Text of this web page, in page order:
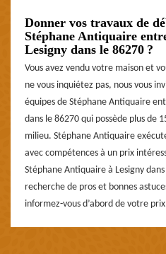
Donner vos travaux de
Stéphane Antiquaire
Lesigny dans le 86270 ?
Vous avez vendu votre maison et
ne vous inquiétez pas, nous vous
équipes de Stéphane Antiquaire
dans le 86270 qui possède plus de
milieu. Stéphane Antiquaire
avec compétences à un prix
Stéphane Antiquaire à Lesigny
recherche de pros et bonnes
informez-vous d’abord de votre